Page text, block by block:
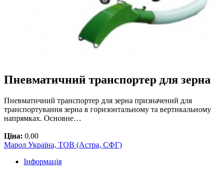
Пневматичний транспортер для зерна
Пневматичний транспортер для зерна призначений для
транспортування зерна в горизонтальному та вертикальному
напрямках. Основне…
Ціна: 0.00
Марол Україна, ТОВ (Астра, СФГ)
Інформація